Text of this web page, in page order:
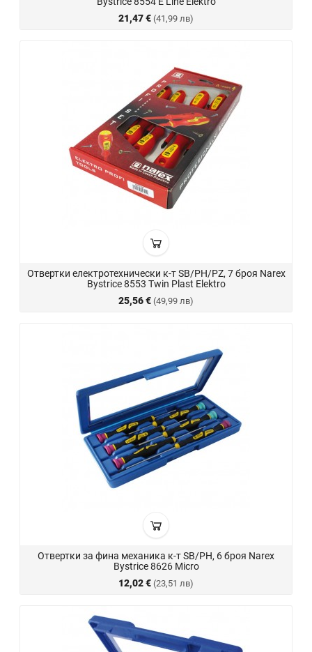
21,47 € (41,99 лв)
Отвертки електротехнически к-т SB/PH/PZ, 7 броя Narex
Bystrice 8553 Twin Plast Elektro
25,56 € (49,99 лв)
Отвертки за фина механика к-т SB/PH, 6 броя Narex
Bystrice 8626 Micro
12,02 € (23,51 лв)